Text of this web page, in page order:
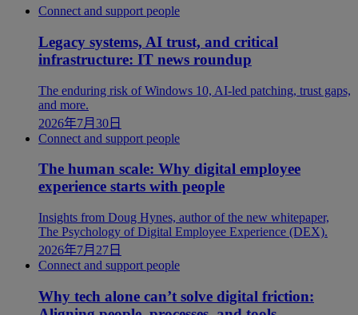
Connect and support people
Legacy systems, AI trust, and critical
infrastructure: IT news roundup
The enduring risk of Windows 10, AI-led patching, trust gaps,
and more.
2026年7月30日
Connect and support people
The human scale: Why digital employee
experience starts with people
Insights from Doug Hynes, author of the new whitepaper,
The Psychology of Digital Employee Experience (DEX).
2026年7月27日
Connect and support people
Why tech alone can’t solve digital friction: